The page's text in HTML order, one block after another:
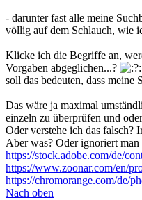
- darunter fast alle meine
völlig auf dem Schlauch, wie
Klicke ich die Begriffe an,
Vorgaben abgeglichen...?
soll das bedeuten, dass
Das wäre ja maximal
einzeln zu überprüfen und
Oder verstehe ich das falsch?
Aber was? Oder ignoriert man
https://stock.adobe.com/de/
https://www.zoonar.com/en/
https://chromorange.com/de/
Nach oben